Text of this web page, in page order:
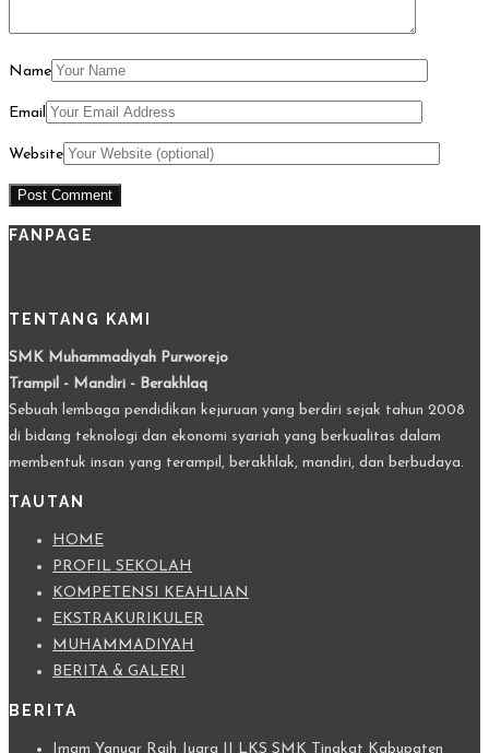
Name
Email
Website
FANPAGE
TENTANG KAMI
SMK Muhammadiyah Purworejo
Trampil - Mandiri - Berakhlaq
Sebuah lembaga pendidikan kejuruan yang berdiri sejak tahun 2008
di bidang teknologi dan ekonomi syariah yang berkualitas dalam
membentuk insan yang terampil, berakhlak, mandiri, dan berbudaya.
TAUTAN
HOME
PROFIL SEKOLAH
KOMPETENSI KEAHLIAN
EKSTRAKURIKULER
MUHAMMADIYAH
BERITA & GALERI
BERITA
Imam Yanuar Raih Juara II LKS SMK Tingkat Kabupaten